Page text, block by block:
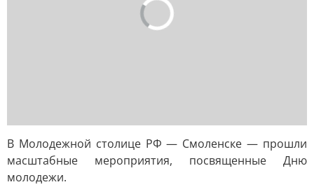
В Молодежной столице РФ — Смоленске — прошли
масштабные мероприятия, посвященные Дню
молодежи.